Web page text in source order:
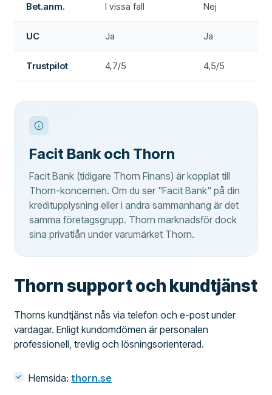
Bet.anm. I vissa fall Nej
UC Ja Ja
Trustpilot 4,7/5 4,5/5
Facit Bank och Thorn
Facit Bank (tidigare Thorn Finans) är kopplat till
Thorn-koncernen. Om du ser "Facit Bank" på din
kreditupplysning eller i andra sammanhang är det
samma företagsgrupp. Thorn marknadsför dock
sina privatlån under varumärket Thorn.
Thorn support och kundtjänst
Thorns kundtjänst nås via telefon och e-post under
vardagar. Enligt kundomdömen är personalen
professionell, trevlig och lösningsorienterad.
Hemsida:thorn.se